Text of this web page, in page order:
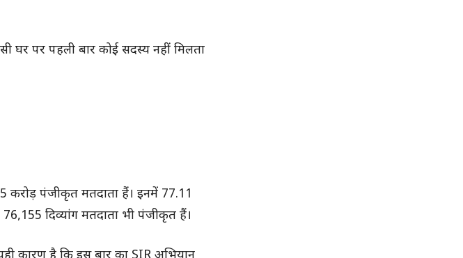
घर पर पहली बार कोई सदस्य नहीं मिलता
करोड़ पंजीकृत मतदाता हैं। इनमें 77.11
दिव्यांग मतदाता भी पंजीकृत हैं।